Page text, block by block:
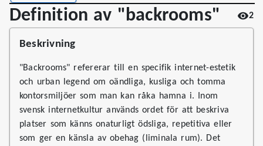
Definition av "backrooms" 2
Definitions 1
Beskrivning
"Backrooms" refererar till en specifik internet-estetik
och urban legend om oändliga, kusliga och tomma
kontorsmiljöer som man kan råka hamna i. Inom
svensk internetkultur används ordet för att beskriva
platser som känns onaturligt ödsliga, repetitiva eller
som ger en känsla av obehag (liminala rum). Det